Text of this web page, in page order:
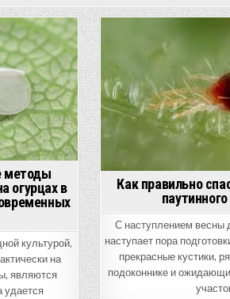
методы
огурцах в
культурой,
на
являются
удается
Posted
Как правильно
С наступлением весны
наступает пора
прекрасные кустики,
подоконнике и